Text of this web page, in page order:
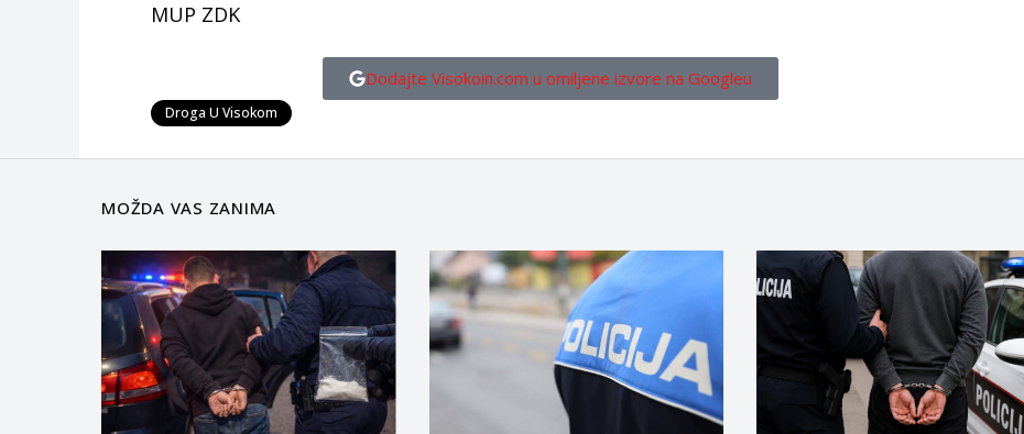
MUP ZDK
Dodajte Visokoin.com u omiljene izvore na Googleu
Droga U Visokom
MOŽDA VAS ZANIMA